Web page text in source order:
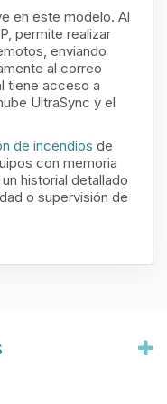
en este modelo. Al
permite realizar
enviando
al correo
tiene acceso a
UltraSync y el
de incendios de
con memoria
historial detallado
o supervisión de